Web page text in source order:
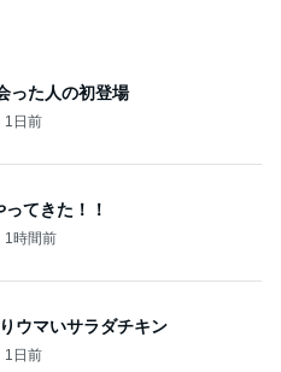
った人の初登場
1日前
てきた！！
1時間前
ウマいサラダチキン
1日前